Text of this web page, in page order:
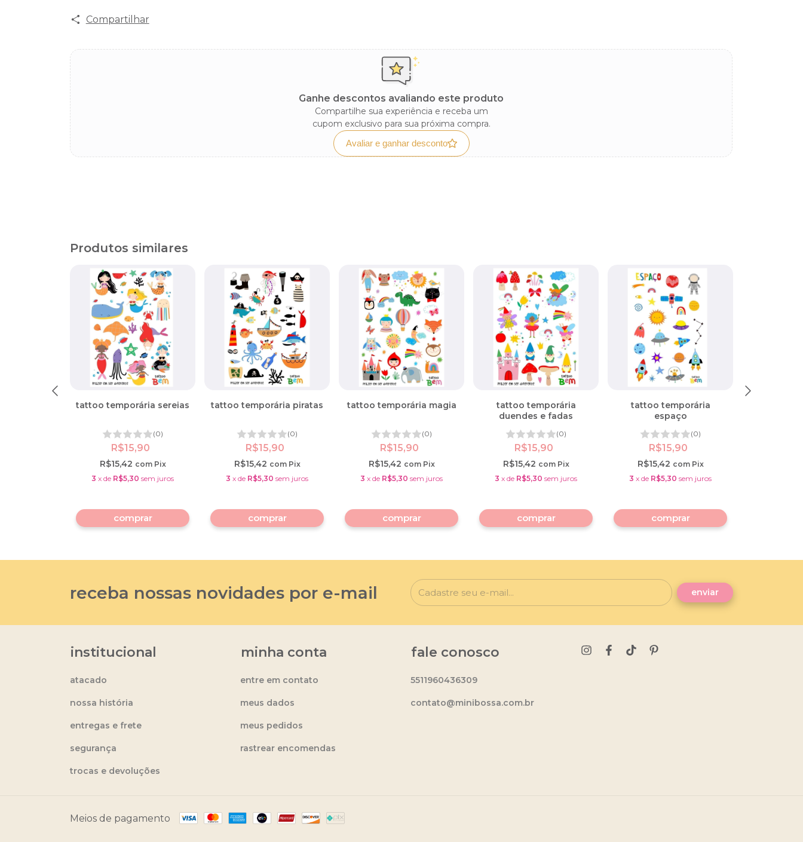
Compartilhar
Ganhe descontos avaliando este produto
Compartilhe sua experiência e receba um
cupom exclusivo para sua próxima compra.
Avaliar e ganhar desconto
Produtos similares
tattoo temporária sereias
(0)
R$15,90
R$15,42 com Pix
3 x de R$5,30 sem juros
tattoo temporária piratas
(0)
R$15,90
R$15,42 com Pix
3 x de R$5,30 sem juros
tattoo temporária magia
(0)
R$15,90
R$15,42 com Pix
3 x de R$5,30 sem juros
tattoo temporária
duendes e fadas
(0)
R$15,90
R$15,42 com Pix
3 x de R$5,30 sem juros
tattoo temporária
espaço
(0)
R$15,90
R$15,42 com Pix
3 x de R$5,30 sem juros
receba nossas novidades por e-mail
institucional
atacado
nossa história
entregas e frete
segurança
trocas e devoluções
minha conta
entre em contato
meus dados
meus pedidos
rastrear encomendas
fale conosco
5511960436309
contato@minibossa.com.br
Meios de pagamento